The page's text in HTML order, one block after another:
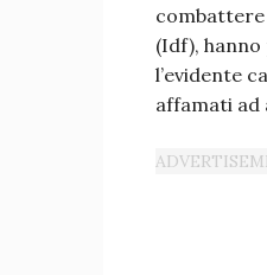
combattere
(Idf),
l’evidente
affamati ad